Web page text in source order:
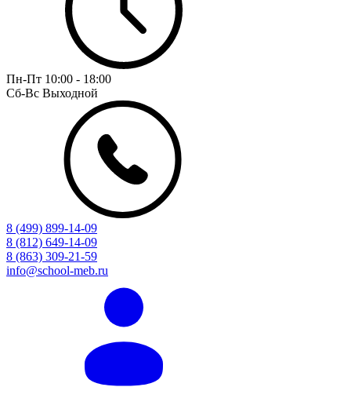
Пн-Пт 10:00 - 18:00
Сб-Вс Выходной
8 (499) 899-14-09
8 (812) 649-14-09
8 (863) 309-21-59
info@school-meb.ru